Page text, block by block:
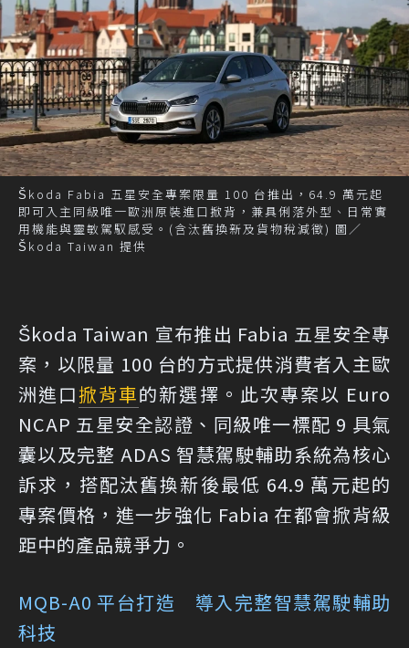
Škoda Fabia 五星安全專案限量 100 台推出，64.9 萬元起
即可入主同級唯一歐洲原裝進口掀背，兼具俐落外型、日常實
用機能與靈敏駕馭感受。(含汰舊換新及貨物稅減徵) 圖／
Škoda Taiwan 提供
Škoda Taiwan 宣布推出 Fabia 五星安全專
案，以限量 100 台的方式提供消費者入主歐
洲進口掀背車的新選擇。此次專案以 Euro
NCAP 五星安全認證、同級唯一標配 9 具氣
囊以及完整 ADAS 智慧駕駛輔助系統為核心
訴求，搭配汰舊換新後最低 64.9 萬元起的
專案價格，進一步強化 Fabia 在都會掀背級
距中的產品競爭力。
MQB-A0 平台打造 導入完整智慧駕駛輔助
科技